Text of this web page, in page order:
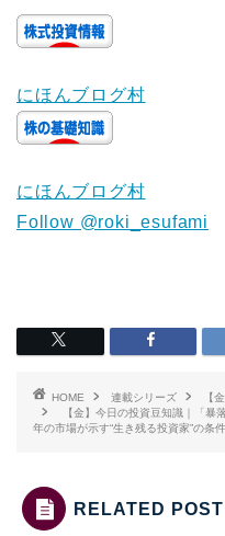
にほんブログ村
にほんブログ村
Follow @roki_esufami
HOME 連載シリーズ
【
【金】今日の投資豆知識｜「
年の市場が示す“生き残る投資家”の条件
RELATED POST